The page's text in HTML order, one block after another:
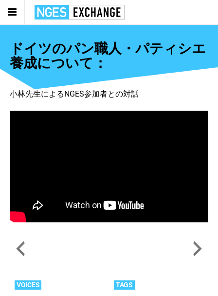
ドイツのパン職人・パティシエ
養成について：
小林先生によるNGES参加者との対話
VOICES TAGS